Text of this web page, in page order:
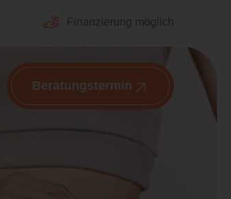
Finanzierung möglich
Beratungstermin